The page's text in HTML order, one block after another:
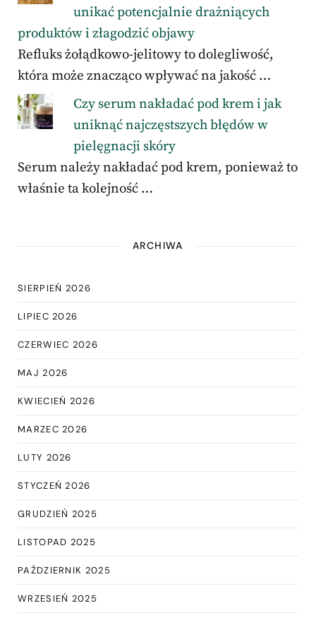
unikać potencjalnie drażniących
produktów i złagodzić objawy
Refluks żołądkowo-jelitowy to dolegliwość,
która może znacząco wpływać na jakość …
Czy serum nakładać pod krem i jak
uniknąć najczęstszych błędów w
pielęgnacji skóry
Serum należy nakładać pod krem, ponieważ to
właśnie ta kolejność …
ARCHIWA
SIERPIEŃ 2026
LIPIEC 2026
CZERWIEC 2026
MAJ 2026
KWIECIEŃ 2026
MARZEC 2026
LUTY 2026
STYCZEŃ 2026
GRUDZIEŃ 2025
LISTOPAD 2025
PAŹDZIERNIK 2025
WRZESIEŃ 2025